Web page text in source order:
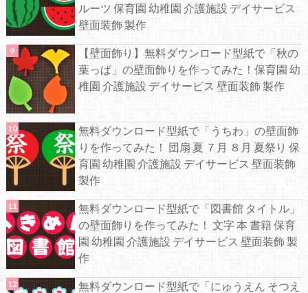
ルーツ 保育園 幼稚園 介護施設 デイサービス
壁面装飾 製作
【壁面飾り】無料ダウンロード型紙で「秋の
葉っぱ」の壁面飾りを作ってみた！保育園 幼
稚園 介護施設 デイサービス 壁面装飾 製作
無料ダウンロード型紙で「うちわ」の壁面飾
りを作ってみた！ 団扇 夏 ７月 ８月 夏祭り 保
育園 幼稚園 介護施設 デイサービス 壁面装飾
製作
無料ダウンロード型紙で「図書館 タイトル」
の壁面飾りを作ってみた！ 文字 本 書籍 保育
園 幼稚園 介護施設 デイサービス 壁面装飾 製
作
無料ダウンロード型紙で「にゅうえん そつえ